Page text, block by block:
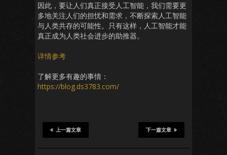
因此，要让人们真正接受人工智能，我们需要更
多地关注人们的担忧和需求，不断探索人工智能
与人类共存的可能性。只有这样，人工智能才能
真正成为人类社会进步的助推器。
详情参考
了解更多有趣的事情：
https://blog.ds3783.com/
下一篇文章
上一篇文章